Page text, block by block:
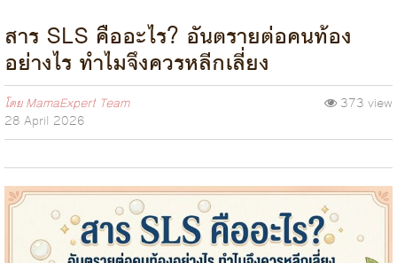
สาร SLS คืออะไร? อันตรายต่อคนท้อง
อย่างไร ทำไมจึงควรหลีกเลี่ยง
โดยMamaExpert Team
28 April 2026
373 view